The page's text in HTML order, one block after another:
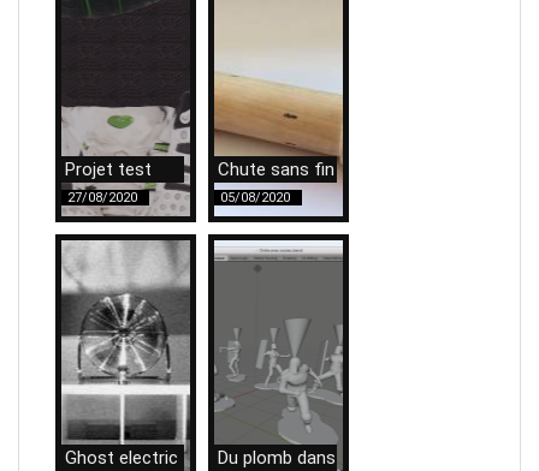
Projet test
27/08/2020
Chute sans fin
05/08/2020
Ghost electric
Du plomb dans